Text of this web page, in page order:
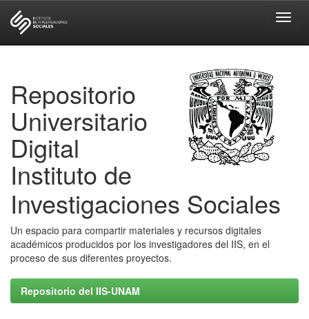
Repositorio
Universitario
Digital
Instituto de
Investigaciones Sociales
Un espacio para compartir materiales y recursos digitales
académicos producidos por los investigadores del IIS, en el
proceso de sus diferentes proyectos.
Repositorio del IIS-UNAM